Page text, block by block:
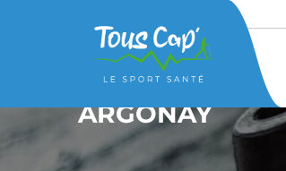
Home Argonay
ARGONAY